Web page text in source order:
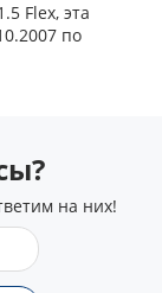
Flex, эта
по
на них!